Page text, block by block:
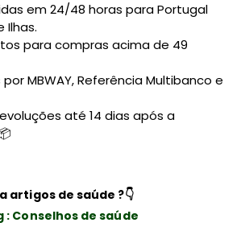
em 24/48 horas para Portugal
Ilhas.
para compras acima de 49
MBWAY, Referência Multibanco e
até 14 dias após a
artigos de saúde ?👇
: Conselhos de saúde